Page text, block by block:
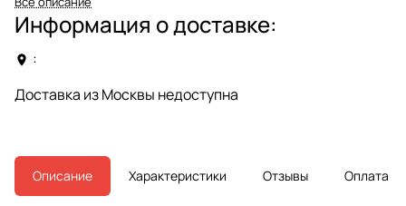
Информация о доставке:
:
Доставка из Москвы недоступна
Описание Характеристики Отзывы Оплата